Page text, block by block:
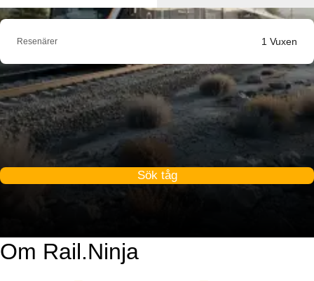
Resenärer 1 Vuxen
Sök tåg
Om Rail.Ninja